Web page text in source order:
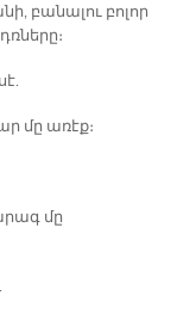
բանալու բոլոր
մը առէք։
մը